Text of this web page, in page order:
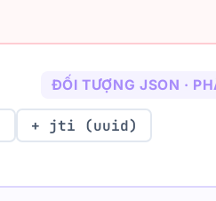
ĐỐI TƯỢNG JSON ·
+ jti (uuid)